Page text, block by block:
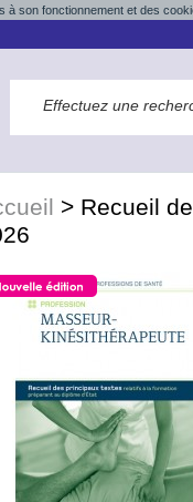
à son fonctionnement et des
> Recueil